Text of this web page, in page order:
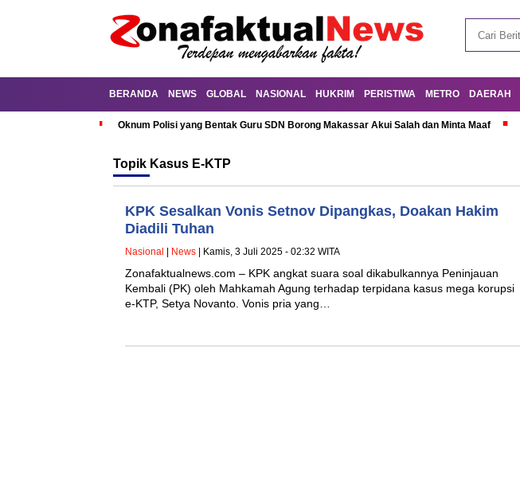
BERANDA NEWS GLOBAL NASIONAL HUKRIM PERISTIWA METRO DAERAH
Oknum Polisi yang Bentak Guru SDN Borong Makassar Akui Salah dan Minta Maaf
Topik Kasus E-KTP
KPK Sesalkan Vonis Setnov Dipangkas, Doakan Hakim
Diadili Tuhan
Nasional News | Kamis, 3 Juli 2025 - 02:32 WITA
Zonafaktualnews.com – KPK angkat suara soal dikabulkannya Peninjauan
Kembali (PK) oleh Mahkamah Agung terhadap terpidana kasus mega korupsi
e-KTP, Setya Novanto. Vonis pria yang…